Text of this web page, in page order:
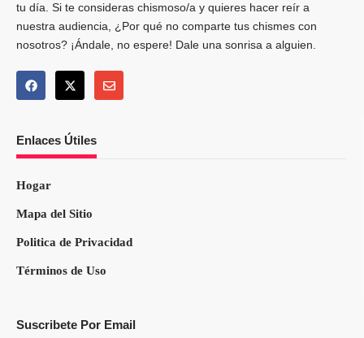
tu día. Si te consideras chismoso/a y quieres hacer reír a
nuestra audiencia, ¿Por qué no comparte tus chismes con
nosotros? ¡Ándale, no espere! Dale una sonrisa a alguien.
Enlaces Útiles
Hogar
Mapa del Sitio
Politica de Privacidad
Términos de Uso
Suscribete Por Email